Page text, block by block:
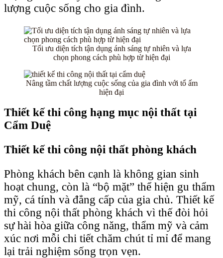
lượng cuộc sống cho gia đình.
Tối ưu diện tích tận dụng ánh sáng tự nhiên và lựa
chọn phong cách phù hợp từ hiện đại
Nâng tầm chất lượng cuộc sống của gia đình với tổ ấm
hiện đại
Thiết kế thi công hạng mục nội thất tại
Cẩm Duệ
Thiết kế thi công nội thất phòng khách
Phòng khách bên cạnh là không gian sinh
hoạt chung, còn là “bộ mặt” thể hiện gu thẩm
mỹ, cá tính và đẳng cấp của gia chủ. Thiết kế
thi công nội thất phòng khách vì thế đòi hỏi
sự hài hòa giữa công năng, thẩm mỹ và cảm
xúc nơi mỗi chi tiết chăm chút tỉ mỉ để mang
lại trải nghiệm sống trọn vẹn.